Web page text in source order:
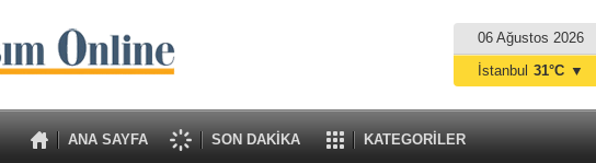
06 Ağustos 2026
ANA SAYFA SON DAKİKA KATEGORİLER
İstanbul 31°C ▼